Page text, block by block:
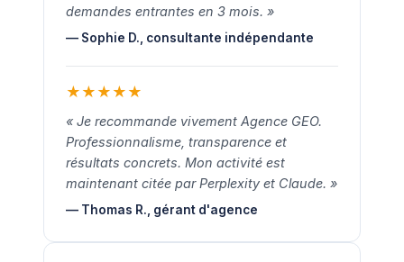
demandes entrantes en 3 mois. »
— Sophie D., consultante indépendante
★ ★ ★ ★ ★
« Je recommande vivement Agence GEO.
Professionnalisme, transparence et
résultats concrets. Mon activité est
maintenant citée par Perplexity et Claude. »
— Thomas R., gérant d'agence